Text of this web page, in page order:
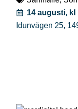
14 augusti, kl
Idunvägen 25,